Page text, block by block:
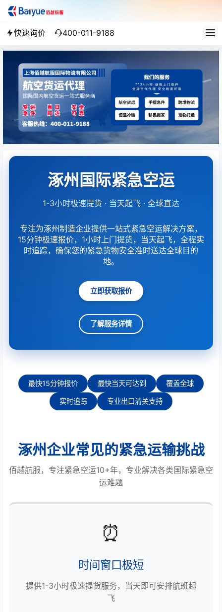
快速询价 400-011-9188
涿州国际紧急空运
1-3小时极速提货 · 当天起飞 · 全球直达
专注为涿州制造企业提供一站式紧急空运解决方案，
15分钟极速报价，1小时上门提货，当天起飞，全程实
时追踪，确保您的紧急货物安全准时送达全球目的
地。
立即获取报价
了解服务详情
最快15分钟报价 最快当天可达到 覆盖全球
实时追踪 专业出口清关支持
涿州企业常见的紧急运输挑战
佰越航服，专注紧急空运10+年，专业解决各类国际紧急空
运难题
⏰
时间窗口极短
提供1-3小时极速提货服务，当天即可安排航班起
飞